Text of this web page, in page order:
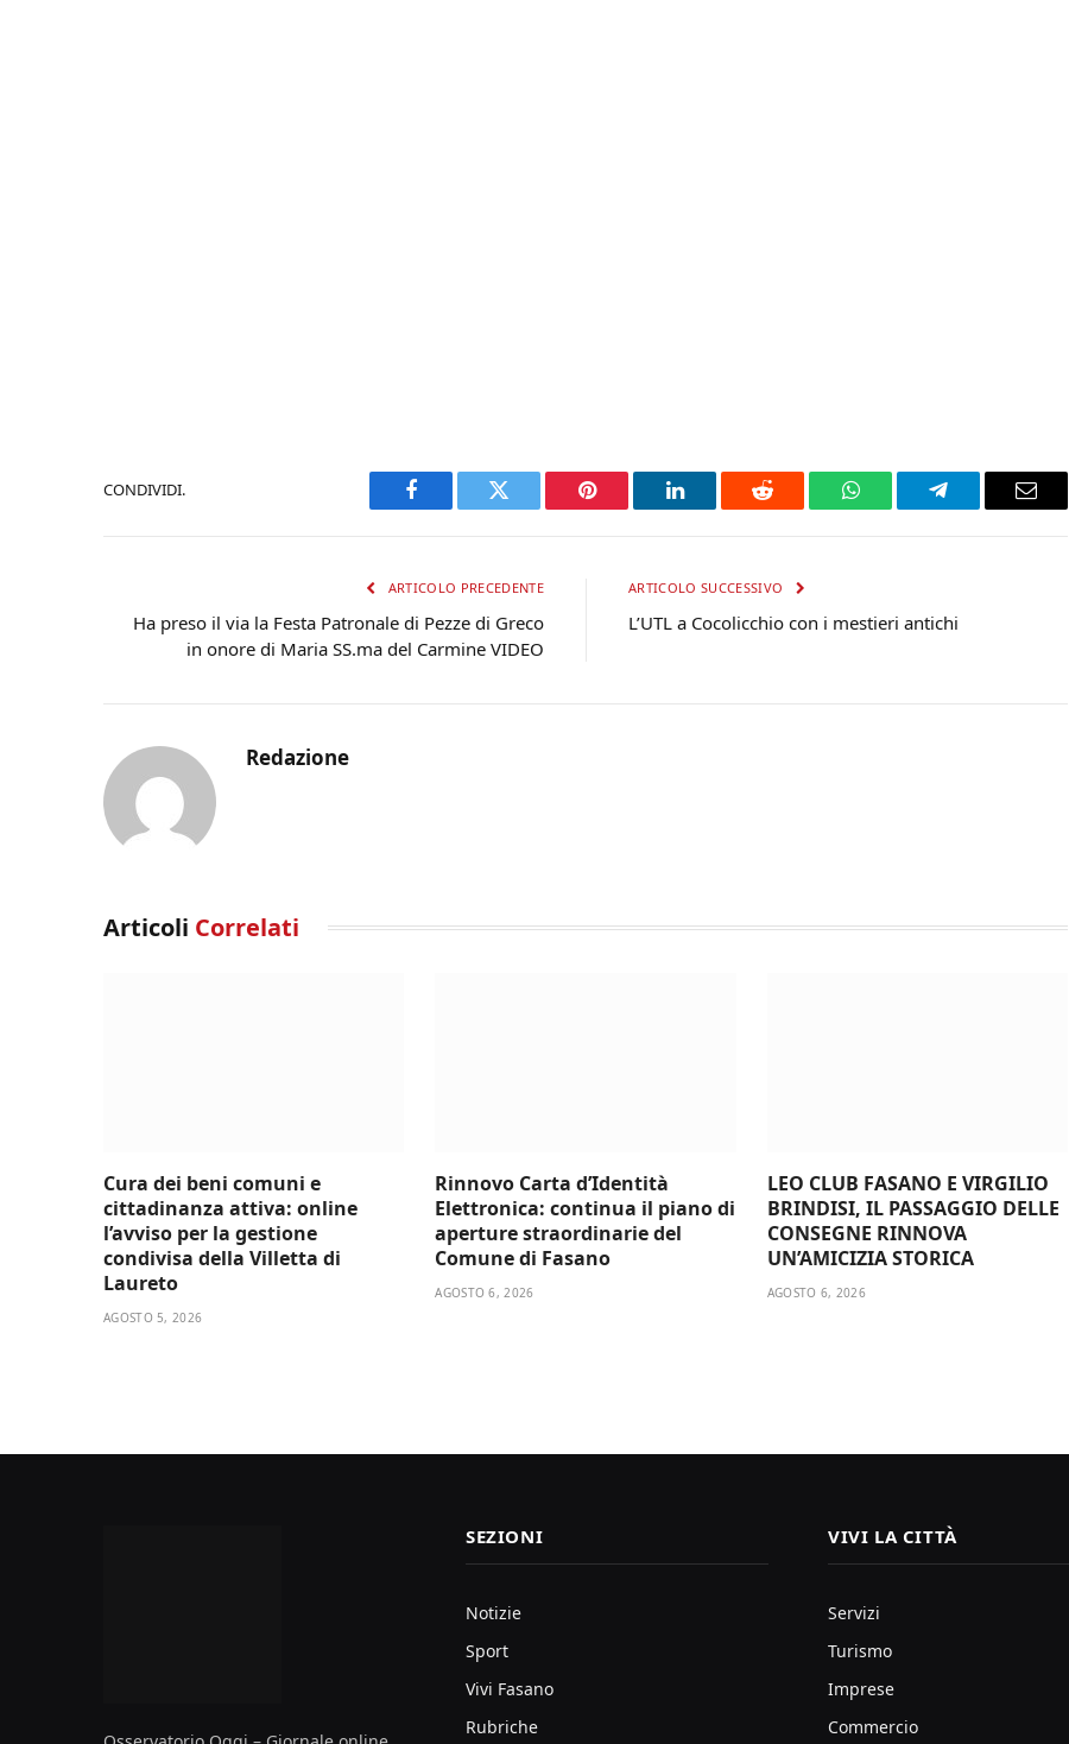
CONDIVIDI.
Facebook Twitter Pinterest LinkedIn Reddit WhatsAppTelegram Email
ARTICOLO PRECEDENTE
Ha preso il via la Festa Patronale di Pezze di Greco
in onore di Maria SS.ma del Carmine VIDEO
ARTICOLO SUCCESSIVO
L’UTL a Cocolicchio con i mestieri antichi
Redazione
Articoli Correlati
Cura dei beni comuni e
cittadinanza attiva: online
l’avviso per la gestione
condivisa della Villetta di
Laureto
AGOSTO 5, 2026
Rinnovo Carta d’Identità
Elettronica: continua il piano di
aperture straordinarie del
Comune di Fasano
AGOSTO 6, 2026
LEO CLUB FASANO E VIRGILIO
BRINDISI, IL PASSAGGIO DELLE
CONSEGNE RINNOVA
UN’AMICIZIA STORICA
AGOSTO 6, 2026
SEZIONI
Notizie
Sport
Vivi Fasano
Rubriche
VIVI LA CITTÀ
Servizi
Turismo
Imprese
Commercio